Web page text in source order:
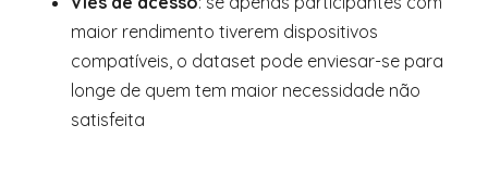
maior rendimento tiverem dispositivos
compatíveis, o dataset pode enviesar-se para
longe de quem tem maior necessidade não
satisfeita